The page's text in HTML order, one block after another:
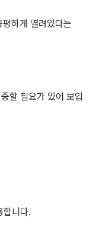
하게 열려있다는
할 필요가 있어 보입
합니다.